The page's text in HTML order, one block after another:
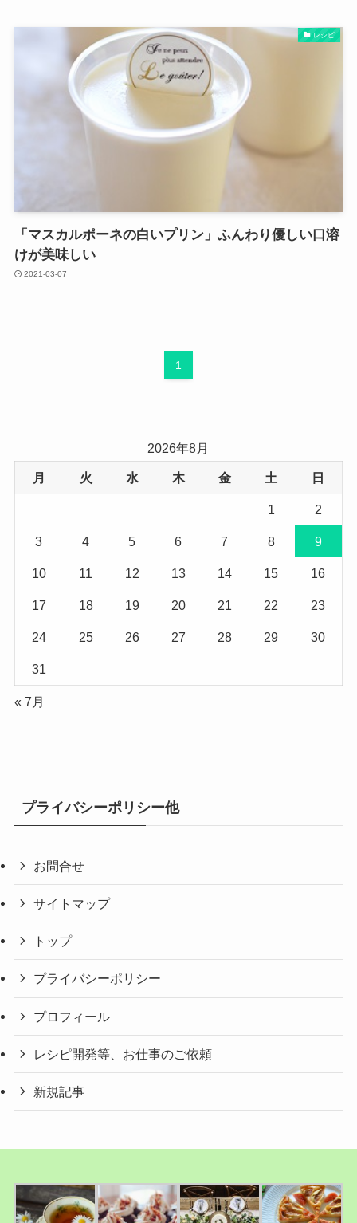
レシピ
「マスカルポーネの白いプリン」ふんわり優しい口溶
けが美味しい
2021-03-07
1
2026年8月
月 火 水 木 金 土 日
1 2
3 4 5 6 7 8 9
10 11 12 13 14 15 16
17 18 19 20 21 22 23
24 25 26 27 28 29 30
31
« 7月
プライバシーポリシー他
お問合せ
サイトマップ
トップ
プライバシーポリシー
プロフィール
レシピ開発等、お仕事のご依頼
新規記事